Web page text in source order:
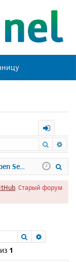
х
о
д
Поиск
. Старый форум
Поиск
из 1